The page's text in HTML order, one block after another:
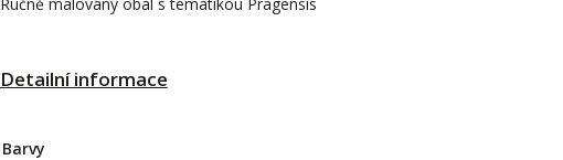
Detailní informace
Barvy